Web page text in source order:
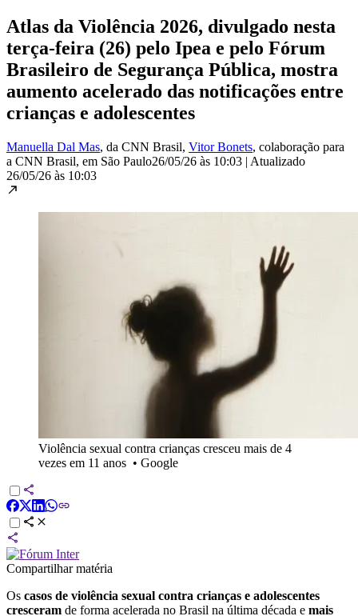
Atlas da Violência 2026, divulgado nesta
terça-feira (26) pelo Ipea e pelo Fórum
Brasileiro de Segurança Pública, mostra
aumento acelerado das notificações entre
crianças e adolescentes
Manuella Dal Mas, da CNN Brasil, Vitor Bonets, colaboração para
a CNN Brasil, em São Paulo26/05/26 às 10:03 | Atualizado
26/05/26 às 10:03
Violência sexual contra crianças cresceu mais de 4
vezes em 11 anos • Google
Compartilhar matéria
Os casos de violência sexual contra crianças e adolescentes
cresceram de forma acelerada no Brasil na última década e mais